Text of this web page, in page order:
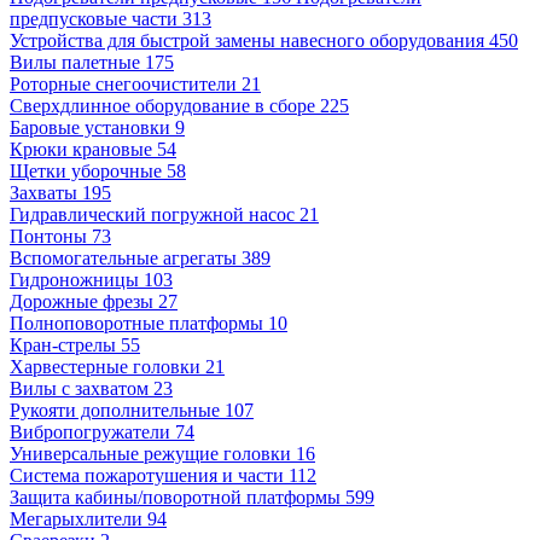
предпусковые части 313
Устройства для быстрой замены навесного оборудования 450
Вилы палетные 175
Роторные снегоочистители 21
Сверхдлинное оборудование в сборе 225
Баровые установки 9
Крюки крановые 54
Щетки уборочные 58
Захваты 195
Гидравлический погружной насос 21
Понтоны 73
Вспомогательные агрегаты 389
Гидроножницы 103
Дорожные фрезы 27
Полноповоротные платформы 10
Кран-стрелы 55
Харвестерные головки 21
Вилы с захватом 23
Рукояти дополнительные 107
Вибропогружатели 74
Универсальные режущие головки 16
Система пожаротушения и части 112
Защита кабины/поворотной платформы 599
Мегарыхлители 94